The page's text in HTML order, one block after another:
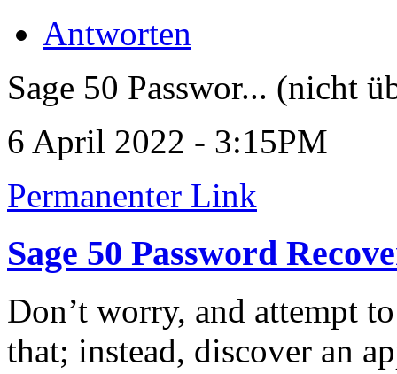
Antworten
Sage 50 Passwor... (nicht
6 April 2022 - 3:15PM
Permanenter Link
Sage 50 Password
Don’t worry, and attempt
that; instead, discover an